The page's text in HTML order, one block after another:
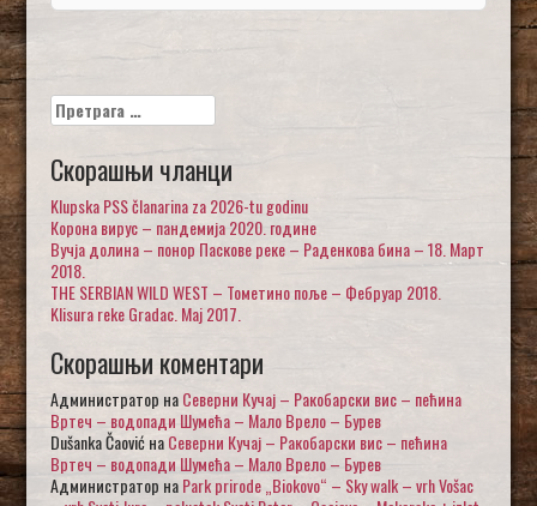
Претрага
за:
Скорашњи чланци
Klupska PSS članarina za 2026-tu godinu
Корона вирус – пандемија 2020. године
Вучја долина – понор Паскове реке – Раденкова бина – 18. Март
2018.
THE SERBIAN WILD WEST – Тометино поље – Фебруар 2018.
Klisura reke Gradac. Maj 2017.
Скорашњи коментари
Администратор наСеверни Кучај – Ракобарски вис – пећина
Вртеч – водопади Шумећа – Мало Врело – Бурев
Dušanka ČaovićнаСеверни Кучај – Ракобарски вис – пећина
Вртеч – водопади Шумећа – Мало Врело – Бурев
Администратор наPark prirode „Biokovo“ – Sky walk – vrh Vošac